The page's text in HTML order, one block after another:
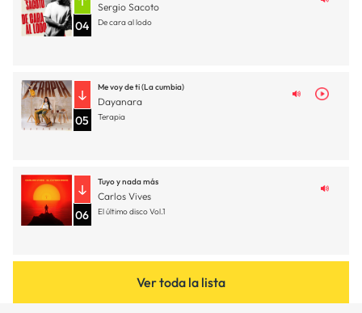
04
Sergio Sacoto
De cara al lodo
05
Me voy de ti (La cumbia)
Dayanara
Terapia
06
Tuyo y nada más
Carlos Vives
El último disco Vol.1
Ver toda la lista